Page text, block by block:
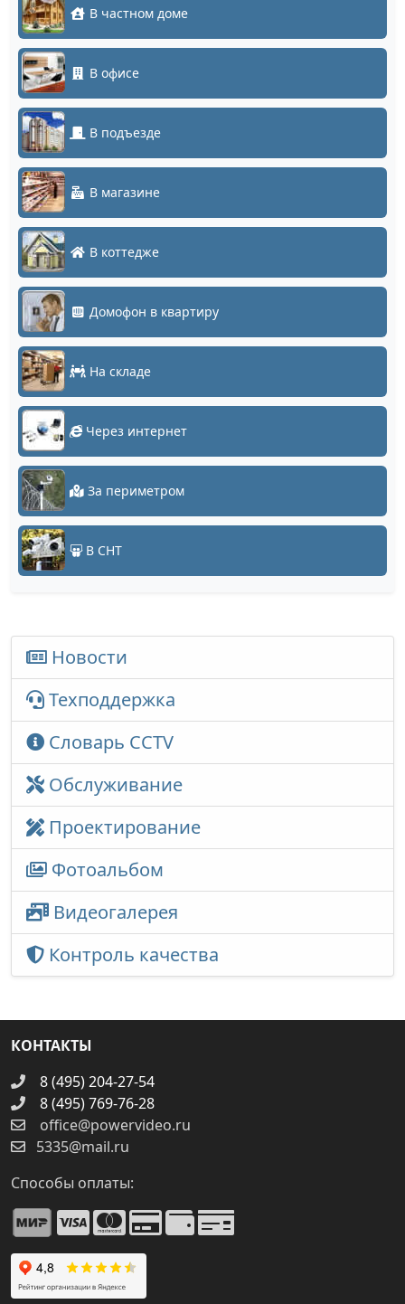
В частном доме
В офисе
В подъезде
В магазине
В коттедже
Домофон в квартиру
На складе
Через интернет
За периметром
В СНТ
Новости
Техподдержка
Словарь CCTV
Обслуживание
Проектирование
Фотоальбом
Видеогалерея
Контроль качества
КОНТАКТЫ
8 (495) 204-27-54
8 (495) 769-76-28
office@powervideo.ru
5335@mail.ru
Способы оплаты: